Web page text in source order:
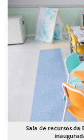
Sala de recursos da